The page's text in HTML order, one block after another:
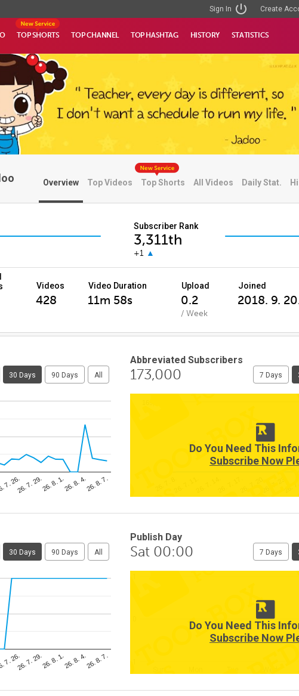
Sign In Create
TOP SHORTS TOP CHANNEL TOP HASHTAG HISTORY STATISTICS
Overview Top Videos Top Shorts All Videos Daily Stat.
Subscriber Rank
3,311th
+1
Videos Video Duration Upload Joined
428 11m 58s 0.2 2018. 9.
/ Week
30 Days 90 Days All
7. 26.26. 7. 29.26. 8. 1.26. 8. 4.26. 8. 7.
Abbreviated Subscribers
173,000 7 Days
Do You Need This
Subscribe Now
30 Days 90 Days All
7. 26.26. 7. 29.26. 8. 1.26. 8. 4.26. 8. 7.
Publish Day
Sat 00:00 7 Days
Do You Need This
Subscribe Now